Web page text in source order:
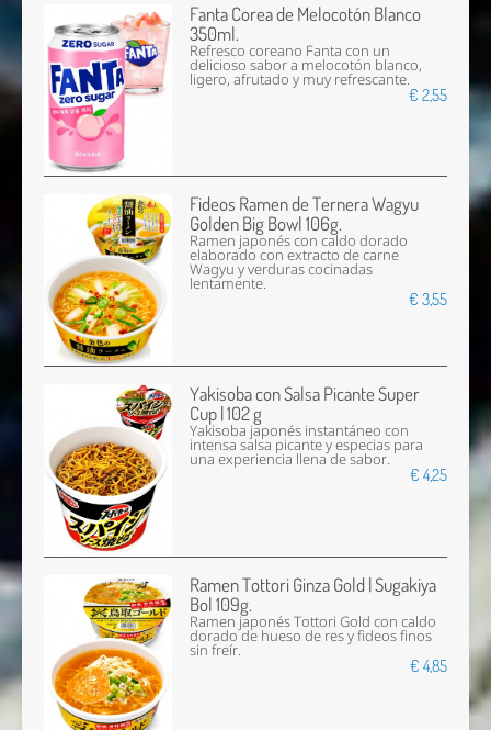
Fanta Corea de Melocotón Blanco
350ml.
Refresco coreano Fanta con un
delicioso sabor a melocotón blanco,
ligero, afrutado y muy refrescante.
€ 2,55
Fideos Ramen de Ternera Wagyu
Golden Big Bowl 106g.
Ramen japonés con caldo dorado
elaborado con extracto de carne
Wagyu y verduras cocinadas
lentamente.
€ 3,55
Yakisoba con Salsa Picante Super
Cup | 102 g
Yakisoba japonés instantáneo con
intensa salsa picante y especias para
una experiencia llena de sabor.
€ 4,25
Ramen Tottori Ginza Gold | Sugakiya
Bol 109g.
Ramen japonés Tottori Gold con caldo
dorado de hueso de res y fideos finos
sin freír.
€ 4,85